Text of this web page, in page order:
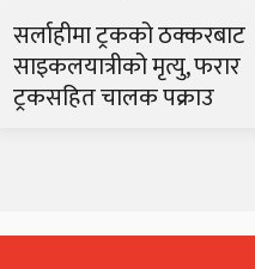
सर्लाहीमा ट्रकको ठक्करबाट
साइकलयात्रीको मृत्यु, फरार
ट्रकसहित चालक पक्राउ